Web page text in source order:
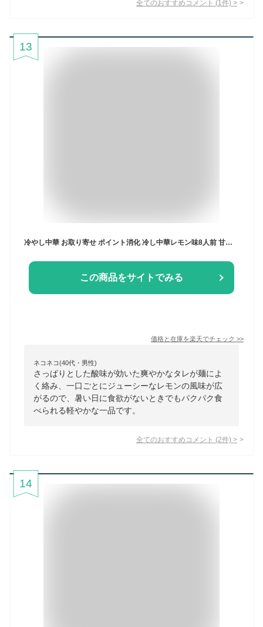
全てのおすすめコメント (1 件) >
13
冷やし中華 お取り寄せ ポイント消化 冷し中華レモン味8人前 甘酸っぱいレモン醤油風味 冷麺 冷し中華 本場九州 メール便 飲食店 メニュー 贈答 ギフト 御中元 内祝 保存食 非常食 まとめ買い お試しセット
この商品をサイトでみる
価格と在庫を楽天でチェック >>
ネコネコ(40代・男性)
さっぱりとした酸味が効いた爽やかなタレが麺によ
く絡み、一口ごとにジューシーなレモンの風味が広
がるので、暑い日に食欲がないときでもパクパク食
べられる軽やかな一品です。
全てのおすすめコメント (2件) >
14